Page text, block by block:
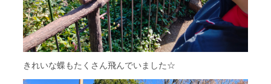
きれいな蝶もたくさん飛んでいました☆